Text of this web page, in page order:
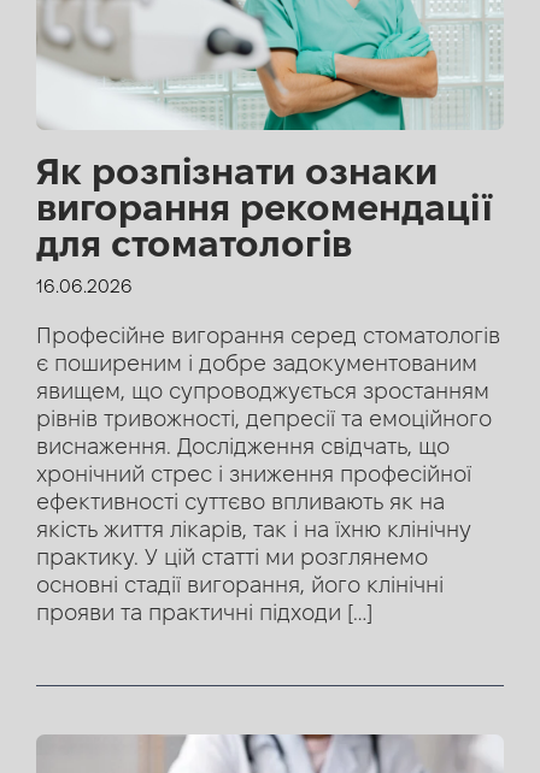
Як розпізнати ознаки
вигорання рекомендації
для стоматологів
16.06.2026
Професійне вигорання серед стоматологів
є поширеним і добре задокументованим
явищем, що супроводжується зростанням
рівнів тривожності, депресії та емоційного
виснаження. Дослідження свідчать, що
хронічний стрес і зниження професійної
ефективності суттєво впливають як на
якість життя лікарів, так і на їхню клінічну
практику. У цій статті ми розглянемо
основні стадії вигорання, його клінічні
прояви та практичні підходи […]